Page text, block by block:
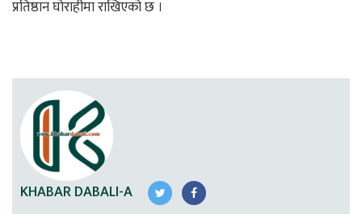
प्रतिष्ठान घोराहीमा राखिएको छ ।
KHABAR DABALI-A